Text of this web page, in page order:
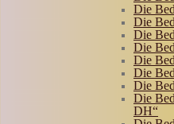
Die
Die
Die
Die
Die
Die
Die
Die
DH“